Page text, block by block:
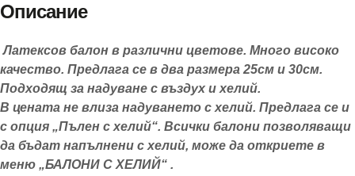
Описание
Латексов балон в различни цветове. Много високо
качество. Предлага се в два размера 25см и 30см.
Подходящ за надуване с въздух и хелий.
В цената не влиза надуването с хелий. Предлага се и
с опция „Пълен с хелий“. Всички балони позволяващи
да бъдат напълнени с хелий, може да откриете в
меню „БАЛОНИ С ХЕЛИЙ“ .